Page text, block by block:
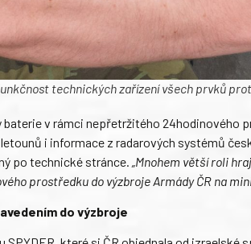
technických zařízení všech prvků
baterie v rámci nepřetržitého 24hodinového
i informace z radarových systémů
po technické stránce.
„Mnohem větší roli
prostředku do výzbroje Armády ČR na
do výzbroje